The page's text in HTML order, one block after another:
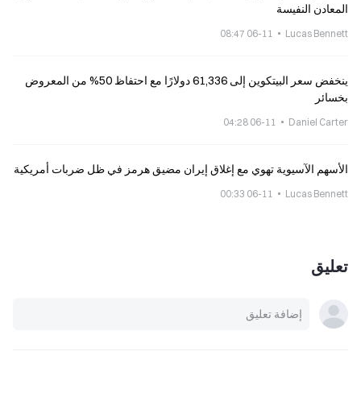
المعادن النفيسة
Lucas Bennett
06-11 08:47
ينخفض سعر البيتكوين إلى 61,336 دولارًا مع احتفاظ 50% من المعروض
بخسائر
Daniel Carter
06-11 04:28
الأسهم الآسيوية تهوي مع إغلاق إيران مضيق هرمز في ظل ضربات أمريكية
Lucas Bennett
06-11 00:33
تعليق